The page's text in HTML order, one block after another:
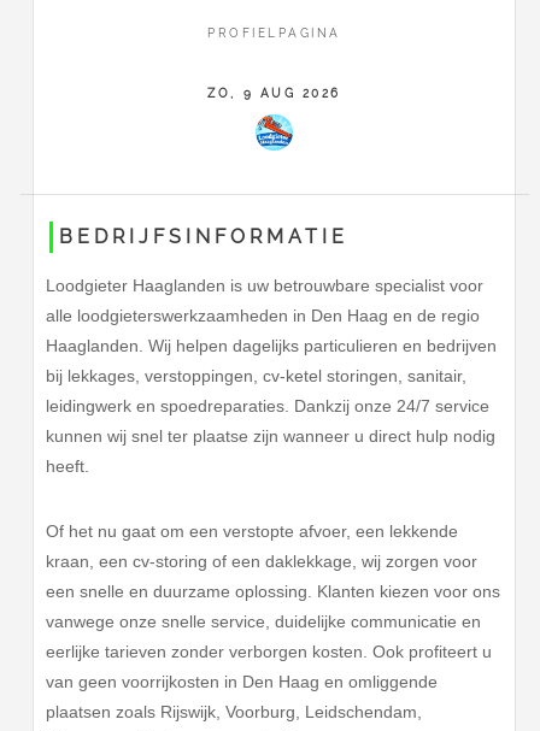
Extra informatiePROFIELPAGINA
ZO, 9 AUG 2026
BEDRIJFSINFORMATIE
Loodgieter Haaglanden is uw betrouwbare specialist voor
alle loodgieterswerkzaamheden in Den Haag en de regio
Haaglanden. Wij helpen dagelijks particulieren en bedrijven
bij lekkages, verstoppingen, cv-ketel storingen, sanitair,
leidingwerk en spoedreparaties. Dankzij onze 24/7 service
kunnen wij snel ter plaatse zijn wanneer u direct hulp nodig
heeft.
Of het nu gaat om een verstopte afvoer, een lekkende
kraan, een cv-storing of een daklekkage, wij zorgen voor
een snelle en duurzame oplossing. Klanten kiezen voor ons
vanwege onze snelle service, duidelijke communicatie en
eerlijke tarieven zonder verborgen kosten. Ook profiteert u
van geen voorrijkosten in Den Haag en omliggende
plaatsen zoals Rijswijk, Voorburg, Leidschendam,